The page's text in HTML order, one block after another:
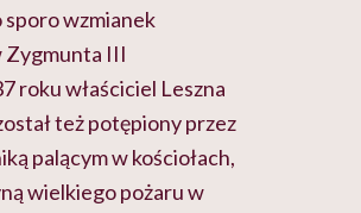
sporo wzmianek
Zygmunta III
roku właściciel Leszna
też potępiony przez
palącym w kościołach,
wielkiego pożaru w